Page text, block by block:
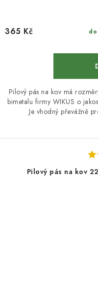
365 Kč
Pilový pás na kov má
bimetalu firmy WIKUS o
Je vhodný převážně
Pilový pás na kov